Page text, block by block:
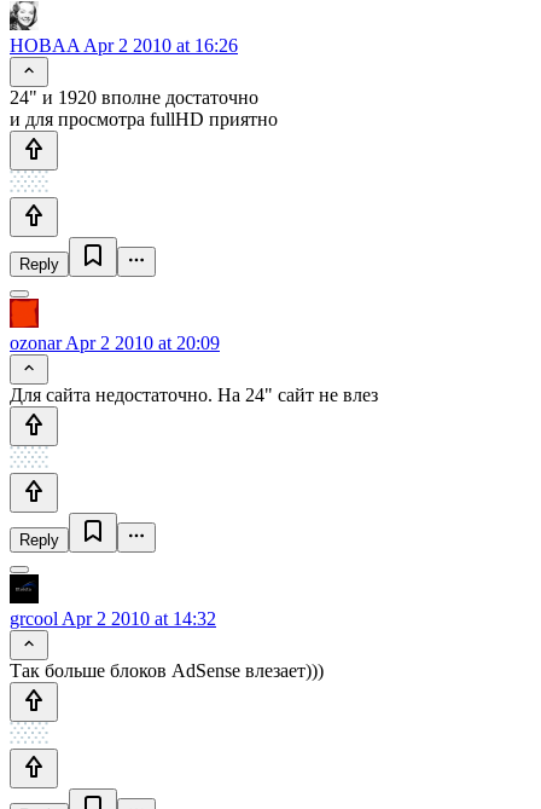
HOBAA Apr 2 2010 at 16:26
24" и 1920 вполне достаточно
и для просмотра fullHD приятно
Reply
ozonarApr 2 2010 at 20:09
Для сайта недостаточно. На 24" сайт не влез
Reply
grcool Apr 2 2010 at 14:32
Так больше блоков AdSense влезает)))